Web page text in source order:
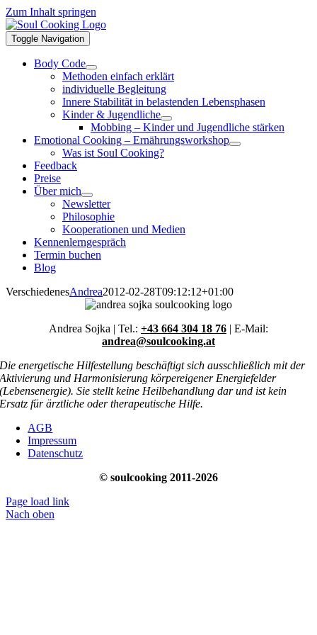
Zum Inhalt springen
Toggle Navigation
Body Code
Methoden einfach erklärt
individuelle Begleitung
Innere Stabilität in belastenden Lebensphasen
Kinder & Jugendliche
Mobbing – Kinder und Jugendliche stärken
Emotional Cooking – Ernährungsworkshop
Was ist Soul Cooking?
Feedback
Preise
Über mich
Newsletter
Philosophie
Kooperationen und Medien
Kennenlerngespräch
Termin buchen
Blog
VerschiedenesAndrea2012-02-28T09:12:12+01:00
Andrea Sojka | Tel.: +43 664 304 18 76 | E-Mail:
andrea@soulcooking.at
Die energetische Hilfestellung beschäftigt sich ausschließlich mit der
Aktivierung und Harmonisierung körpereigener Energiefelder
(Lebensenergie). Sie stellt keine Heilbehandlung dar und ist kein
Ersatz für ärztliche oder therapeutische Hilfe.
AGB
Impressum
Datenschutz
© soulcooking 2011-2026
Page load link
Nach oben